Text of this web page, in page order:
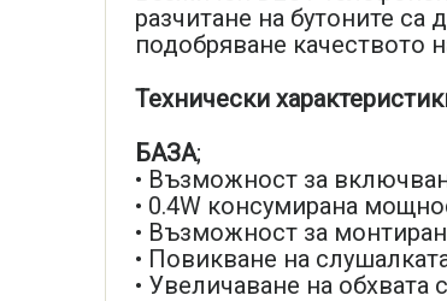
разчитане на бутоните
подобряване качеството
Технически
БАЗА;
• Възможност за
• 0.4W консумирана
• Възможност за
• Повикване на
• Увеличаване на обхвата